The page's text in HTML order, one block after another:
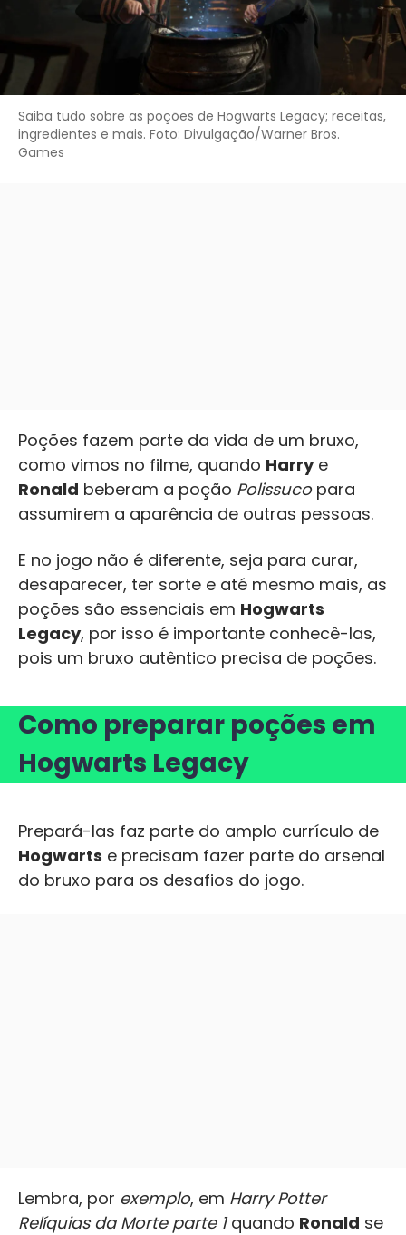
Saiba tudo sobre as poções de Hogwarts Legacy; receitas,
ingredientes e mais. Foto: Divulgação/Warner Bros.
Games
Poções fazem parte da vida de um bruxo,
como vimos no filme, quando Harrye
Ronald beberam a poção Polissucopara
assumirem a aparência de outras pessoas.
E no jogo não é diferente, seja para curar,
desaparecer, ter sorte e até mesmo mais, as
poções são essenciais em Hogwarts
Legacy, por isso é importante conhecê-las,
pois um bruxo autêntico precisa de poções.
Como preparar poções em
Hogwarts Legacy
Prepará-las faz parte do amplo currículo de
Hogwarts e precisam fazer parte do arsenal
do bruxo para os desafios do jogo.
Lembra, por exemplo, em Harry Potter
Relíquias da Morte parte 1quando Ronald se